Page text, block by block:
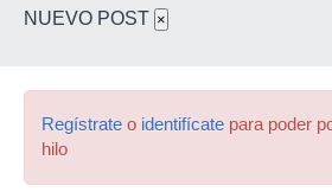
NUEVO POST ×
Regístrate o identifícate para poder
hilo